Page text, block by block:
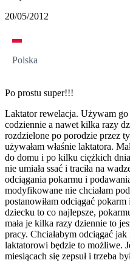
20/05/2012
Polska
Po prostu super!!!
Laktator rewelacja. Używam
codziennie a nawet kilka razy
rozdzielone po porodzie przez
używałam właśnie laktatora.
do domu i po kilku ciężkich
nie umiała ssać i traciła na
odciągania pokarmu i
modyfikowane nie chciałam
postanowiłam odciągać
dziecku to co najlepsze,
mała je kilka razy dziennie to
pracy. Chciałabym odciągać
laktatorowi będzie to możliwe.
miesiącach się zepsuł i trzeba